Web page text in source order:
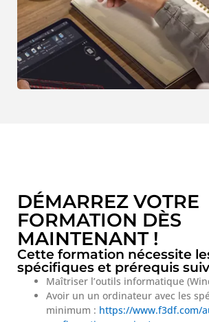
DÉMARREZ VOTRE
FORMATION DÈS
MAINTENANT !
Cette formation nécessite
spécifiques et prérequis
Maîtriser l’outils informatique
Avoir un un ordinateur avec les
minimum : https://www.f3df.com/